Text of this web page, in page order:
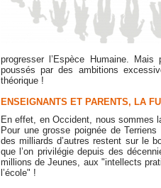
progresser l’Espèce Humaine.
poussés par des ambitions
théorique !
ENSEIGNANTS ET PARENTS, LA
En effet, en Occident, nous sommes
Pour une grosse poignée de
des milliards d’autres restent sur le
que l’on privilégie depuis des
millions de Jeunes, aux "intellects
l’école" !